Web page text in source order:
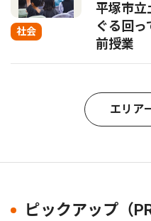
社会
平塚市
ぐる回
前授業
エリア
ピックアップ（PR